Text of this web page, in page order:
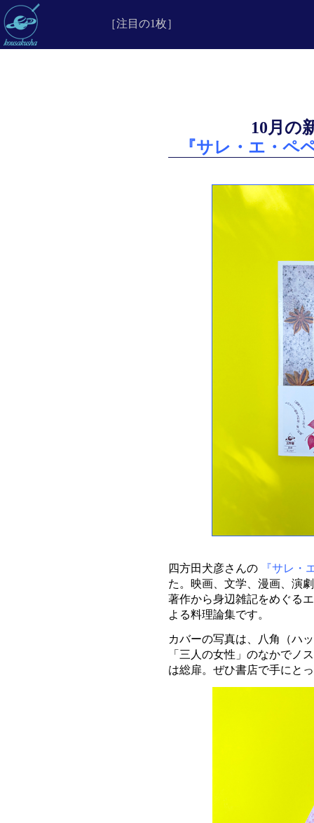
［注目の1枚］
10月の
『サレ・エ・
四方田犬彦さんの
『サレ
た。映画、文学、漫画、演
著作から身辺雑記をめぐる
よる料理論集です。
カバーの写真は、八角（ハ
「三人の女性」のなかでノ
は総扉。ぜひ書店で手にと